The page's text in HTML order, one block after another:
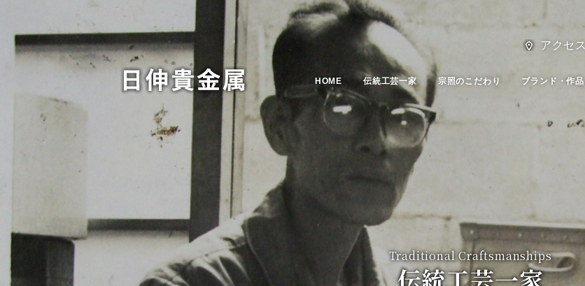
アクセス
HOME 伝統工芸一家 宗照のこだわり ブランド・作品
Traditional Craftsmanships